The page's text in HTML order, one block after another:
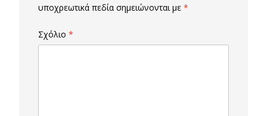
υποχρεωτικά πεδία σημειώνονται με *
Σχόλιο *